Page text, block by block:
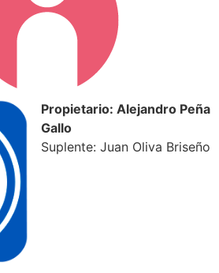
Propietario: Alejandro Peña
Gallo
Suplente: Juan Oliva Briseño